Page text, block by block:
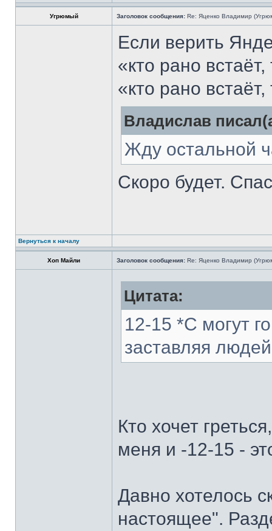
Угрюмый Заголовок сообщения: Re: Яценко Владимир
Если верить
«кто рано
«кто рано
Владислав
Жду остальной
Скоро будет.
Вернуться к началу
Хоп Майли Заголовок сообщения: Re: Яценко Владимир
Цитата:
12-15 *С могут
заставляя
Кто хочет
меня и -12-15 -
Давно хотелось
настоящее".